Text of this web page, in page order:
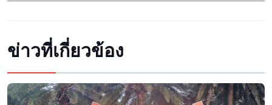
ข่าวที่เกี่ยวข้อง